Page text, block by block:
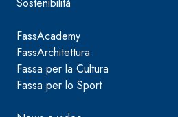
FassAcademy
FassArchitettura
Fassa per la Cultura
Fassa per lo Sport